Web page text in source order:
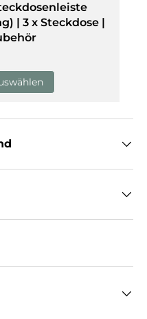
| 3 x Steckdose |